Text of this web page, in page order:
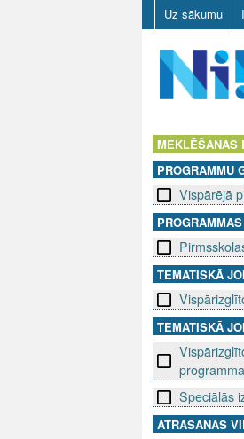
Uz sākumu
D
L
V
MEKLĒŠANAS
PROGRAMMU
Vispārējā
TEMATISKĀ
TEMATISKĀ
Speciālās
ATRAŠANĀS